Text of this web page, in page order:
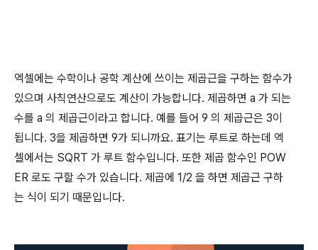
엑셀에는 수학이나 공학 계산에 쓰이는 제곱근을 구하는 함수가
있으며 사칙연산으로도 계산이 가능합니다. 제곱하면 a 가 되는
수를 a 의 제곱근이라고 합니다. 예를 들어 9 의 제곱근은 3이
됩니다. 3을 제곱하면 9가 되니까요. 표기는 루트로 하는데 엑
셀에서는 SQRT 가 루트 함수입니다. 또한 제곱 함수인 POW
ER 로도 구할 수가 있습니다. 제곱에 1/2 을 하면 제곱근 구하
는 식이 되기 때문입니다.